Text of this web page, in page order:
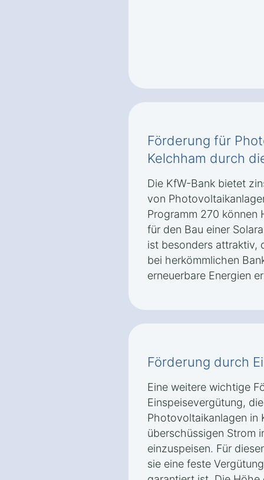
Förderung für
Kelchham durch
Die KfW-Bank bietet
von
Programm 270 können
für den Bau einer
ist besonders attraktiv,
bei herkömmlichen
erneuerbare Energien
Förderung durch
Eine weitere wichtige
Einspeisevergütung,
Photovoltaikanlagen in
überschüssigen Strom
einzuspeisen. Für
sie eine feste